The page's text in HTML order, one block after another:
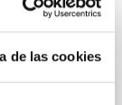
de las cookies